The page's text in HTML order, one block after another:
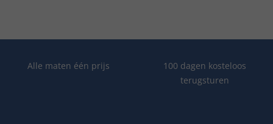
Alle maten één prijs
100 dagen kosteloos
terugsturen